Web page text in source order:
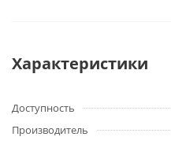
Характеристики
Доступность
Производитель